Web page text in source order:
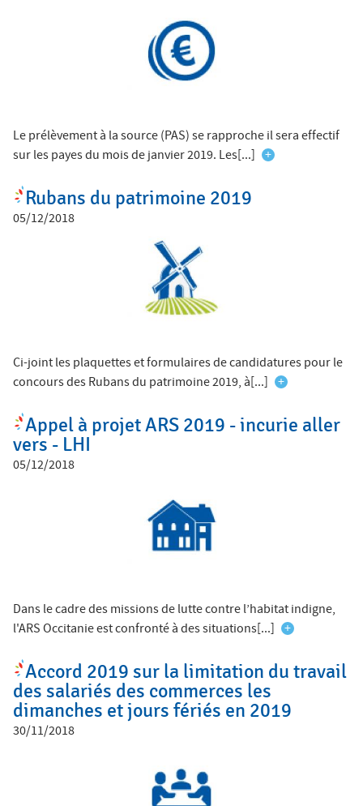
Le prélèvement à la source (PAS) se rapproche il sera effectif
sur les payes du mois de janvier 2019. Les[...]
+
Rubans du patrimoine 2019
05/12/2018
Ci-joint les plaquettes et formulaires de candidatures pour le
concours des Rubans du patrimoine 2019, à[...]
+
Appel à projet ARS 2019 - incurie aller
vers - LHI
05/12/2018
Dans le cadre des missions de lutte contre l’habitat indigne,
l'ARS Occitanie est confronté à des situations[...]
+
Accord 2019 sur la limitation du travail
des salariés des commerces les
dimanches et jours fériés en 2019
30/11/2018